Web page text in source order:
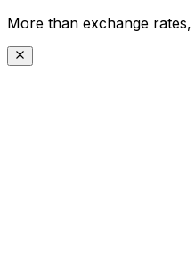
More than exchange rates,